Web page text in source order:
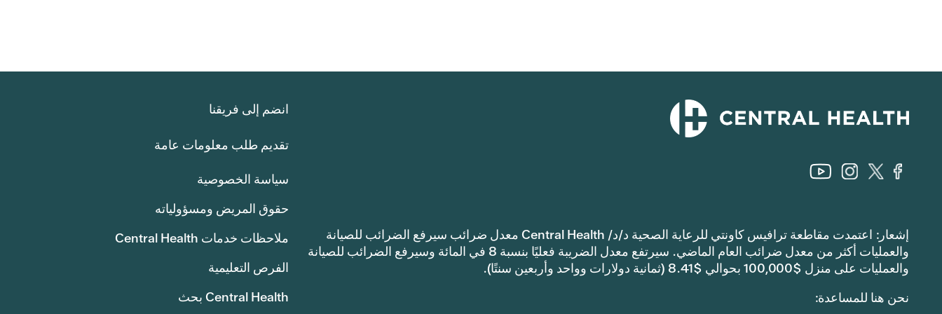
إشعار: اعتمدت مقاطعة ترافيس كاونتي للرعاية الصحية د/د/ Central Health معدل ضرائب سيرفع الضرائب للصيانة
والعمليات أكثر من معدل ضرائب العام الماضي. سيرتفع معدل الضريبة فعليًا بنسبة 8 في المائة وسيرفع الضرائب للصيانة
والعمليات على منزل $100,000 بحوالي $8.41 (ثمانية دولارات وواحد وأربعين سنتًا).
نحن هنا للمساعدة:
انضم إلى فريقنا
تقديم طلب معلومات عامة
سياسة الخصوصية
حقوق المريض ومسؤولياته
ملاحظات خدمات Central Health
الفرص التعليمية
Central Health بحث